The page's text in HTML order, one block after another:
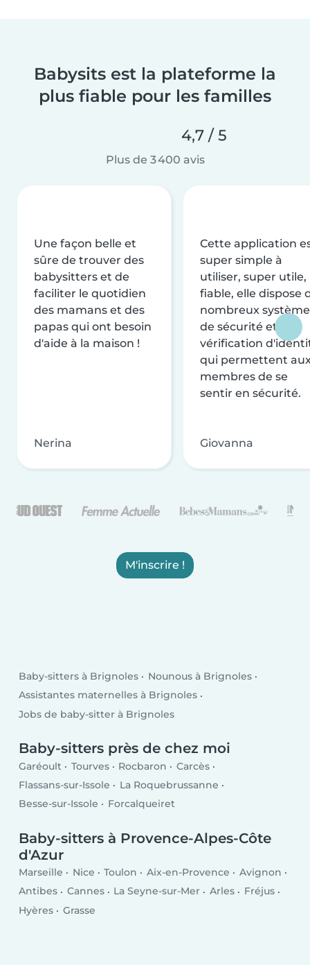
Babysits est la plateforme la
plus fiable pour les familles
4,7 / 5
Plus de 3 400 avis
Une façon belle et
sûre de trouver des
babysitters et de
faciliter le quotidien
des mamans et des
papas qui ont besoin
d'aide à la maison !
Nerina
Cette application
super simple à
utiliser, super utile,
fiable, elle dispose
nombreux
de sécurité et de
vérification
qui permettent
membres de se
sentir en sécurité.
Giovanna
M'inscrire !
Baby-sitters à Brignoles
Nounous à Brignoles
Assistantes maternelles à Brignoles
Jobs de baby-sitter à Brignoles
Baby-sitters près de chez moi
Garéoult Tourves Rocbaron
Carcès
Flassans-sur-Issole
La Roquebrussanne
Besse-sur-Issole
Forcalqueiret
Baby-sitters à Provence-Alpes-Côte
d'Azur
Marseille Nice Toulon Aix-en-Provence
Avignon
Antibes
Cannes La Seyne-sur-Mer Arles
Fréjus
Hyères
Grasse